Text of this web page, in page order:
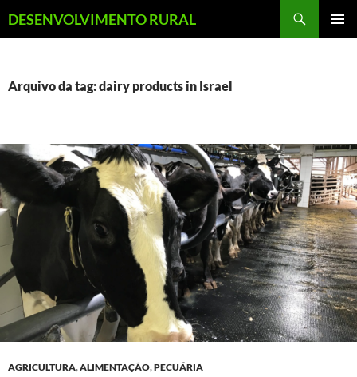
para
DESENVOLVIMENTO RURAL
Arquivo da tag: dairy products in Israel
AGRICULTURA,ALIMENTAÇÃO,PECUÁRIA